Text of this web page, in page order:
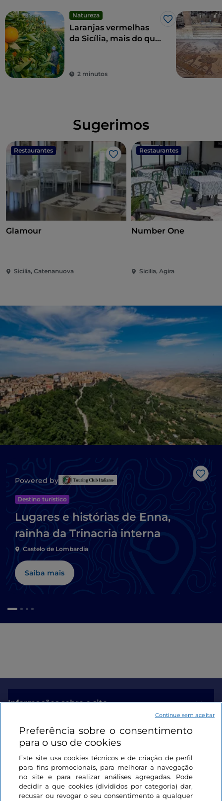
Natureza
Gosto
Laranjas vermelhas
da Sicília, mais do que
2 minutos
Sugerimos
Restaurantes
Gosto
Glamour
Sicilia, Catenanuova
Restaurantes
Number One
Sicilia, Agira
Powered by
Destino turístico
Lugares e histórias de Enna,
rainha da Trinacria interna
Castelo de Lombardia
Saiba mais
Informações sobre o site
Ligações úteis
Iniciar sessão
Mantenha-se em contacto
Preferência sobre o consentimento
para o uso de cookies
Este site usa cookies técnicos e de criação de perfil
para fins promocionais, para melhorar a navegação
no site e para realizar análises agregadas. Pode
decidir a que cookies (divididos por categoria) dar,
recusar ou revogar o seu consentimento a qualquer
Continue sem aceitar